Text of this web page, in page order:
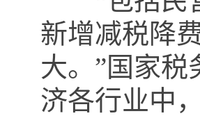
新增减税降
大。”国家
济各行业中